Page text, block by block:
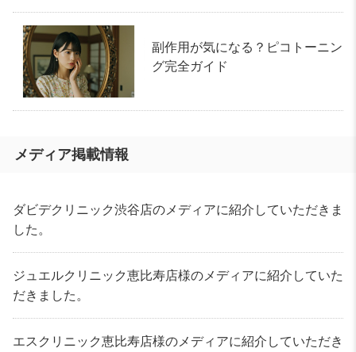
副作用が気になる？ピコトーニン
グ完全ガイド
メディア掲載情報
ダビデクリニック渋谷店のメディアに紹介していただきま
した。
ジュエルクリニック恵比寿店様のメディアに紹介していた
だきました。
エスクリニック恵比寿店様のメディアに紹介していただき